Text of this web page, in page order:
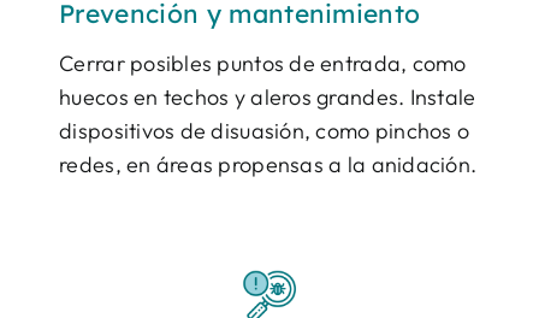
Prevención y mantenimiento
Cerrar posibles puntos de entrada, como
huecos en techos y aleros grandes. Instale
dispositivos de disuasión, como pinchos o
redes, en áreas propensas a la anidación.